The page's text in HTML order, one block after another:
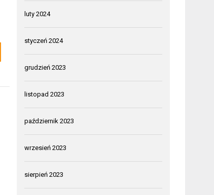
luty 2024
styczeń 2024
grudzień 2023
listopad 2023
październik 2023
wrzesień 2023
sierpień 2023